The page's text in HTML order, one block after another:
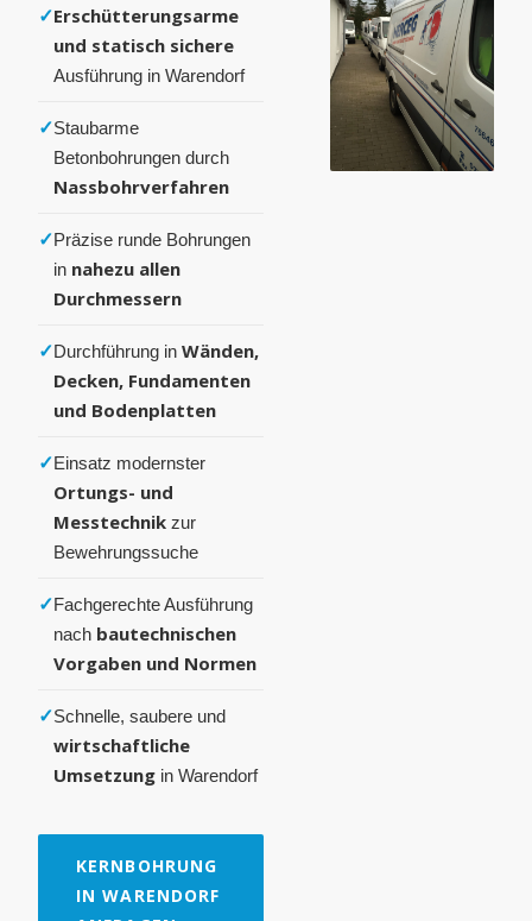
✓Erschütterungsarme
und statisch sichere
Ausführung in Warendorf
✓Staubarme
Betonbohrungen durch
Nassbohrverfahren
✓Präzise runde Bohrungen
in nahezu allen
Durchmessern
✓Durchführung in Wänden,
Decken, Fundamenten
und Bodenplatten
✓Einsatz modernster
Ortungs- und
Messtechnik zur
Bewehrungssuche
✓Fachgerechte Ausführung
nach bautechnischen
Vorgaben und Normen
✓Schnelle, saubere und
wirtschaftliche
Umsetzung in Warendorf
KERNBOHRUNG
IN WARENDORF